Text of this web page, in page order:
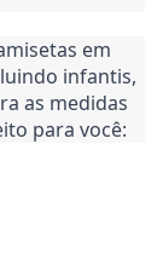
em
infantis,
as medidas
para você: